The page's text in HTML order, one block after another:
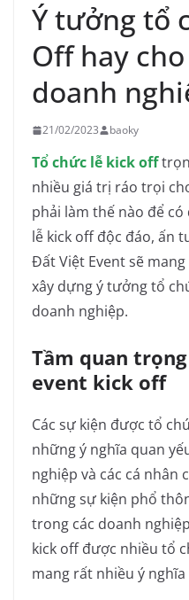
Ý tưởng tổ
Off hay
doanh
21/02/2023 baoky
Tổ chức lễ kick off
nhiều giá trị ráo trọi
phải làm thế nào để
lễ kick off độc đáo, ấn
Đất Việt Event sẽ
xây dựng ý tưởng tổ
doanh nghiệp.
Tầm quan
event kick off
Các sự kiện được tổ
những ý nghĩa quan
nghiệp và các cá nhân
những sự kiện phổ
trong các doanh
kick off được nhiều tổ
mang rất nhiều ý